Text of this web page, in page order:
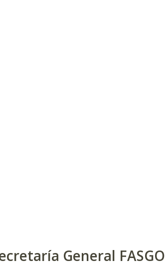
General FASGO